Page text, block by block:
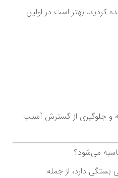
کردید، بهتر است در اولین
و جلوگیری از گسترش آسیب
می‌شود؟
بستگی دارد، از جمله: